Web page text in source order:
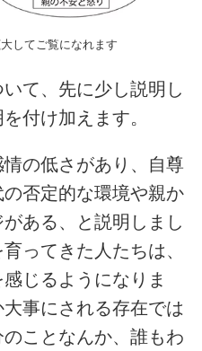
してご覧になれます
て、先に少し説明し
付け加えます。
の低さがあり、自尊
否定的な環境や親か
ある、と説明しまし
ってきた人たちは、
じるようになりま
事にされる存在では
ことなんか、誰もわ